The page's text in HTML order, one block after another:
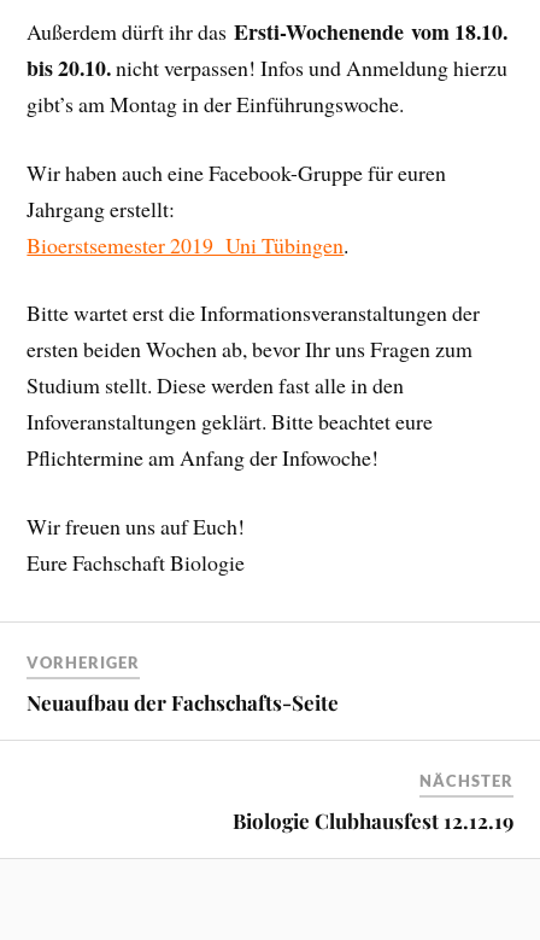
Außerdem dürft ihr dasErsti-Wochenende vom 18.10.
bis 20.10.nicht verpassen! Infos und Anmeldung hierzu
gibt’s am Montag in der Einführungswoche.
Wir haben auch eine Facebook-Gruppe für euren
Jahrgang erstellt:
Bioerstsemester 2019 Uni Tübingen.
Bitte wartet erst die Informationsveranstaltungen der
ersten beiden Wochen ab, bevor Ihr uns Fragen zum
Studium stellt. Diese werden fast alle in den
Infoveranstaltungen geklärt. Bitte beachtet eure
Pflichtermine am Anfang der Infowoche!
Wir freuen uns auf Euch!
Eure Fachschaft Biologie
VORHERIGER
Neuaufbau der Fachschafts-Seite
NÄCHSTER
Biologie Clubhausfest 12.12.19